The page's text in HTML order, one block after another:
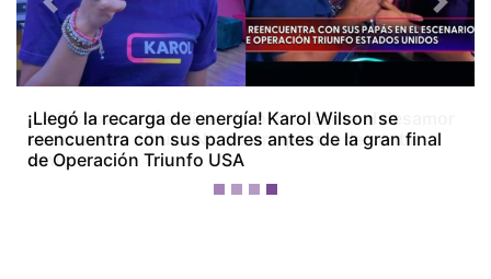
¡La Bichota está dolida! Karol G le canta al desamor
en su nuevo álbum ‘No me arrepiento de sentir
tanto’
Previous Next